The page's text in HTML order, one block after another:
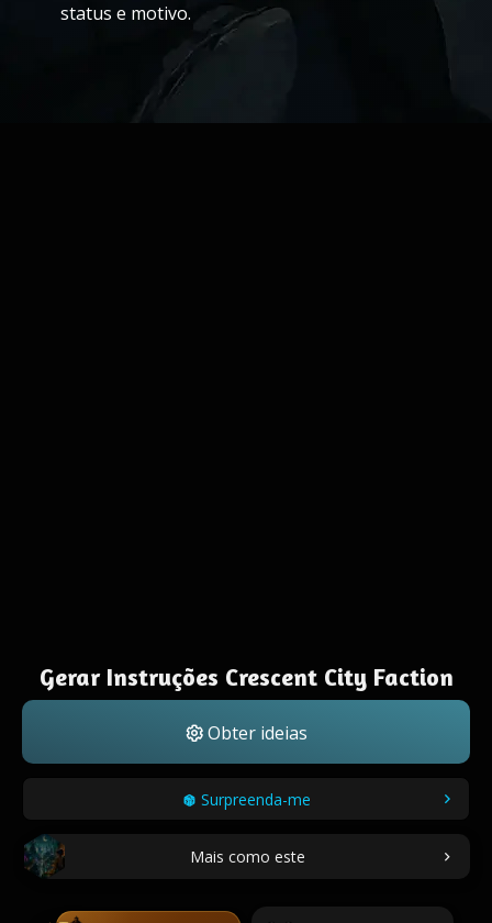
status e motivo.
Gerar Instruções Crescent City Faction
Obter ideias
Surpreenda-me
Mais como este